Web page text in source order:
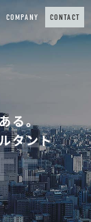
COMPANY CONTACT
る。
タント